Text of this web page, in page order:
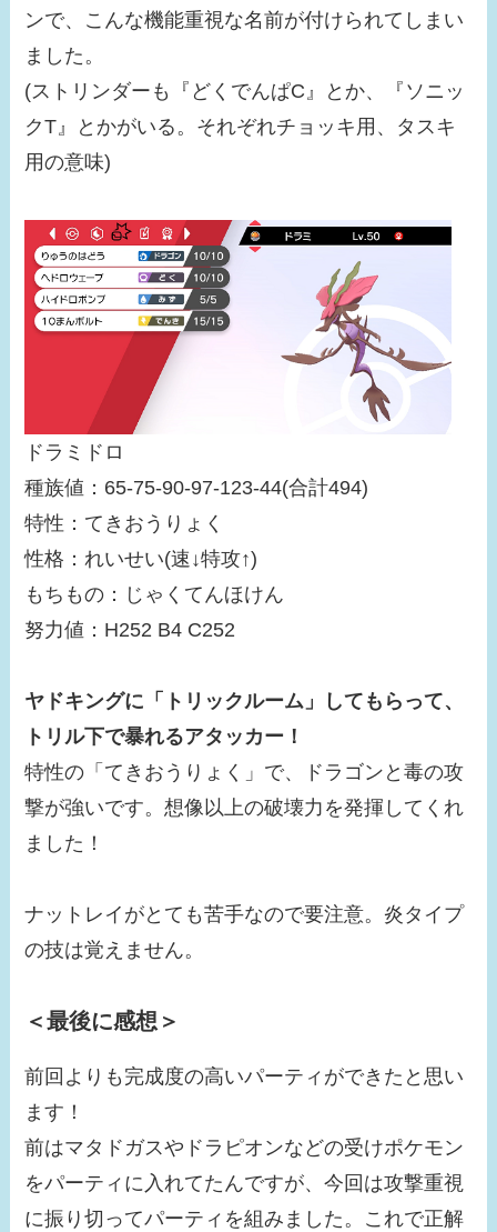
ンで、こんな機能重視な名前が付けられてしまい
ました。
(ストリンダーも『どくでんぱC』とか、『ソニッ
クT』とかがいる。それぞれチョッキ用、タスキ
用の意味)
ドラミドロ
種族値：65-75-90-97-123-44(合計494)
特性：てきおうりょく
性格：れいせい(速↓特攻↑)
もちもの：じゃくてんほけん
努力値：H252 B4 C252
ヤドキングに「トリックルーム」してもらって、
トリル下で暴れるアタッカー！
特性の「てきおうりょく」で、ドラゴンと毒の攻
撃が強いです。想像以上の破壊力を発揮してくれ
ました！
ナットレイがとても苦手なので要注意。炎タイプ
の技は覚えません。
＜最後に感想＞
前回よりも完成度の高いパーティができたと思い
ます！
前はマタドガスやドラピオンなどの受けポケモン
をパーティに入れてたんですが、今回は攻撃重視
に振り切ってパーティを組みました。これで正解